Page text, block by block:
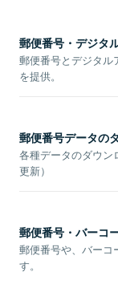
郵便番号・デジタ
郵便番号とデジタル
を提供。
郵便番号データの
各種データのダウン
更新）
郵便番号・バーコ
郵便番号や、バーコ
す。